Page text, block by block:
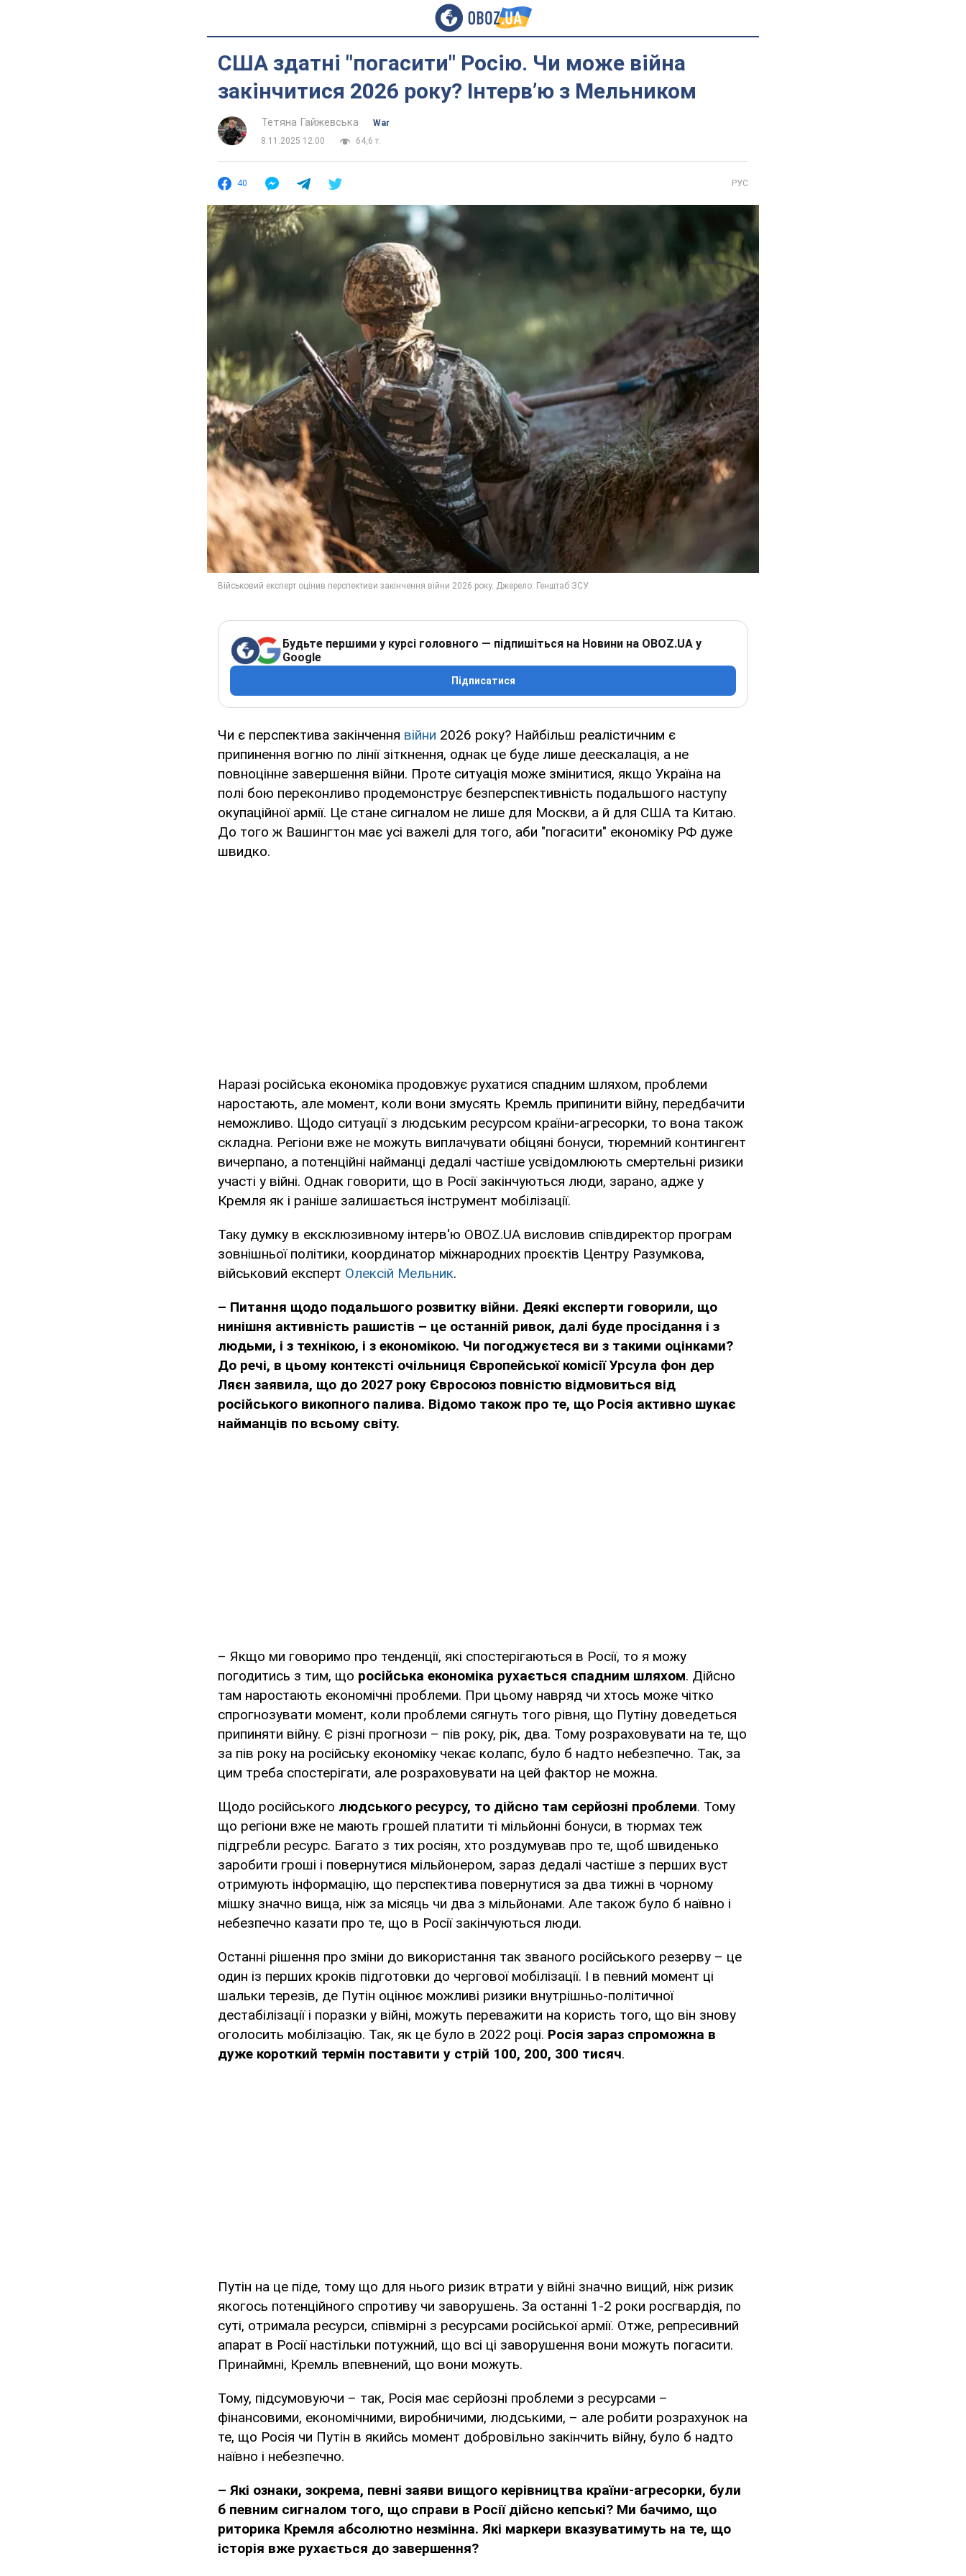
США здатні "погасити" Росію. Чи може війна
закінчитися 2026 року? Інтерв’ю з Мельником
Тетяна Гайжевська
War
8.11.2025 12:00
64,6 т.
40 РУС
Будьте першими у курсі головного — підпишіться на Новини на OBOZ.UA у
Google
Підписатися
Чи є перспектива закінчення війни 2026 року? Найбільш реалістичним є
припинення вогню по лінії зіткнення, однак це буде лише деескалація, а не
повноцінне завершення війни. Проте ситуація може змінитися, якщо Україна на
полі бою переконливо продемонструє безперспективність подальшого наступу
окупаційної армії. Це стане сигналом не лише для Москви, а й для США та Китаю.
До того ж Вашингтон має усі важелі для того, аби "погасити" економіку РФ дуже
швидко.
Наразі російська економіка продовжує рухатися спадним шляхом, проблеми
наростають, але момент, коли вони змусять Кремль припинити війну, передбачити
неможливо. Щодо ситуації з людським ресурсом країни-агресорки, то вона також
складна. Регіони вже не можуть виплачувати обіцяні бонуси, тюремний контингент
вичерпано, а потенційні найманці дедалі частіше усвідомлюють смертельні ризики
участі у війні. Однак говорити, що в Росії закінчуються люди, зарано, адже у
Кремля як і раніше залишається інструмент мобілізації.
Таку думку в ексклюзивному інтерв'ю OBOZ.UA висловив співдиректор програм
зовнішньої політики, координатор міжнародних проєктів Центру Разумкова,
військовий експерт Олексій Мельник.
– Питання щодо подальшого розвитку війни. Деякі експерти говорили, що
нинішня активність рашистів – це останній ривок, далі буде просідання і з
людьми, і з технікою, і з економікою. Чи погоджуєтеся ви з такими оцінками?
До речі, в цьому контексті очільниця Європейської комісії Урсула фон дер
Ляєн заявила, що до 2027 року Євросоюз повністю відмовиться від
російського викопного палива. Відомо також про те, що Росія активно шукає
найманців по всьому світу.
– Якщо ми говоримо про тенденції, які спостерігаються в Росії, то я можу
погодитись з тим, що російська економіка рухається спадним шляхом. Дійсно
там наростають економічні проблеми. При цьому навряд чи хтось може чітко
спрогнозувати момент, коли проблеми сягнуть того рівня, що Путіну доведеться
припиняти війну. Є різні прогнози – пів року, рік, два. Тому розраховувати на те, що
за пів року на російську економіку чекає колапс, було б надто небезпечно. Так, за
цим треба спостерігати, але розраховувати на цей фактор не можна.
Щодо російського людського ресурсу, то дійсно там серйозні проблеми. Тому
що регіони вже не мають грошей платити ті мільйонні бонуси, в тюрмах теж
підгребли ресурс. Багато з тих росіян, хто роздумував про те, щоб швиденько
заробити гроші і повернутися мільйонером, зараз дедалі частіше з перших вуст
отримують інформацію, що перспектива повернутися за два тижні в чорному
мішку значно вища, ніж за місяць чи два з мільйонами. Але також було б наївно і
небезпечно казати про те, що в Росії закінчуються люди.
Останні рішення про зміни до використання так званого російського резерву – це
один із перших кроків підготовки до чергової мобілізації. І в певний момент ці
шальки терезів, де Путін оцінює можливі ризики внутрішньо-політичної
дестабілізації і поразки у війні, можуть переважити на користь того, що він знову
оголосить мобілізацію. Так, як це було в 2022 році. Росія зараз спроможна в
дуже короткий термін поставити у стрій 100, 200, 300 тисяч.
Путін на це піде, тому що для нього ризик втрати у війні значно вищий, ніж ризик
якогось потенційного спротиву чи заворушень. За останні 1-2 роки росгвардія, по
суті, отримала ресурси, співмірні з ресурсами російської армії. Отже, репресивний
апарат в Росії настільки потужний, що всі ці заворушення вони можуть погасити.
Принаймні, Кремль впевнений, що вони можуть.
Тому, підсумовуючи – так, Росія має серйозні проблеми з ресурсами –
фінансовими, економічними, виробничими, людськими, – але робити розрахунок на
те, що Росія чи Путін в якийсь момент добровільно закінчить війну, було б надто
наївно і небезпечно.
– Які ознаки, зокрема, певні заяви вищого керівництва країни-агресорки, були
б певним сигналом того, що справи в Росії дійсно кепські? Ми бачимо, що
риторика Кремля абсолютно незмінна. Які маркери вказуватимуть на те, що
історія вже рухається до завершення?